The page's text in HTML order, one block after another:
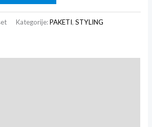
Kategorije:PAKETI,STYLING